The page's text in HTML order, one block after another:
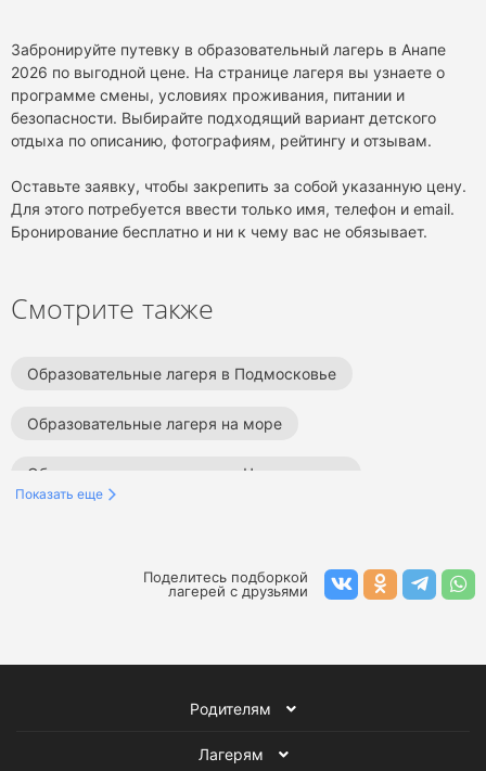
Забронируйте путевку в образовательный лагерь в Анапе
2026 по выгодной цене. На странице лагеря вы узнаете о
программе смены, условиях проживания, питании и
безопасности. Выбирайте подходящий вариант детского
отдыха по описанию, фотографиям, рейтингу и отзывам.
Оставьте заявку, чтобы закрепить за собой указанную цену.
Для этого потребуется ввести только имя, телефон и email.
Бронирование бесплатно и ни к чему вас не обязывает.
Смотрите также
Образовательные лагеря в Подмосковье
Образовательные лагеря на море
Образовательные лагеря на Черном море
Образовательные лагеря в Краснодарском крае
Образовательные лагеря в Крыму
Показать еще
Поделитесь подборкой
лагерей с друзьями
Родителям
Лагерям